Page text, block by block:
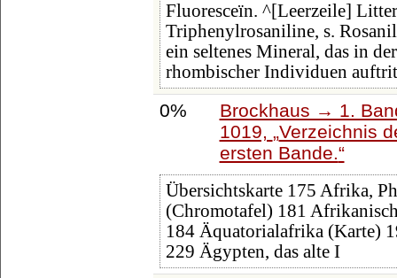
Fluoresceïn. ^[Leerzeile]
Triphenylrosaniline, s.
ein seltenes Mineral, das in
rhombischer Individuen
0%
Brockhaus → 1.
1019,
Verzeichnis
ersten Bande.
Übersichtskarte 175 Afrika,
(Chromotafel) 181
184 Äquatorialafrika (Karte)
229 Ägypten, das alte I